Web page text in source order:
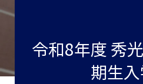
令和8年度 秀
期生